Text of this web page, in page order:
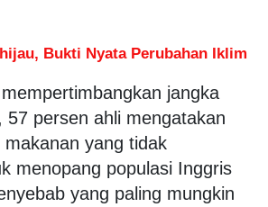
Bukti Nyata Perubahan Iklim
jangka
57 persen ahli mengatakan
makanan yang tidak
menopang populasi Inggris
yang paling mungkin